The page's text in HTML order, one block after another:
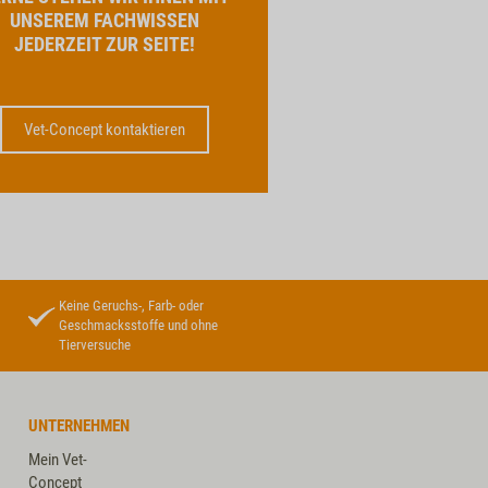
UNSEREM FACHWISSEN
JEDERZEIT ZUR SEITE!
Vet-Concept kontaktieren
Keine Geruchs-, Farb- oder
Geschmacksstoffe und ohne
Tierversuche
UNTERNEHMEN
Mein Vet-
Concept